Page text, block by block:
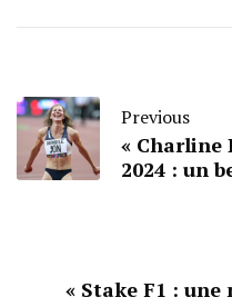
Previous
« Charline
2024 : un
« Stake F1 :